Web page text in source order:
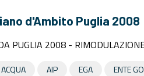
d'Ambito Puglia 2008
PUGLIA 2008 -
ACQUA AIP EGA ENTE